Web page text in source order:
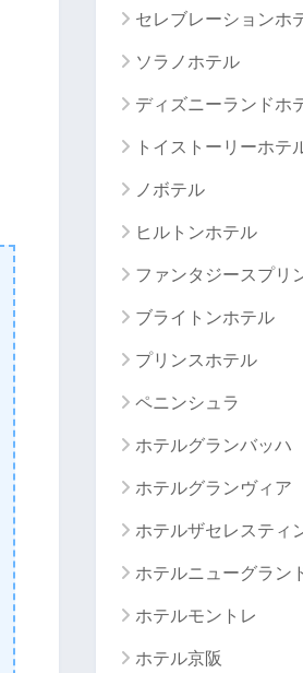
セレブレーションホ
ソラノホテル
ディズニーランドホ
トイストーリーホテ
ノボテル
ヒルトンホテル
ファンタジースプリ
ブライトンホテル
プリンスホテル
ペニンシュラ
ホテルグランバッハ
ホテルグランヴィア
ホテルザセレスティ
ホテルニューグラン
ホテルモントレ
ホテル京阪